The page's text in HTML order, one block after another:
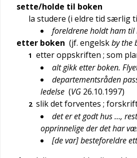
sette/holde til boken
la studere (i eldre tid særlig
foreldrene holdt ham til
etter boken (jf. engelskby the
1 etter oppskriften ; som
alt gikk etter boken.
departementsråden
ledelse (VG 26.10.1997)
2 slik det forventes ;
det er et godt hus …,
opprinnelige der det har
[de var] besteforeldre